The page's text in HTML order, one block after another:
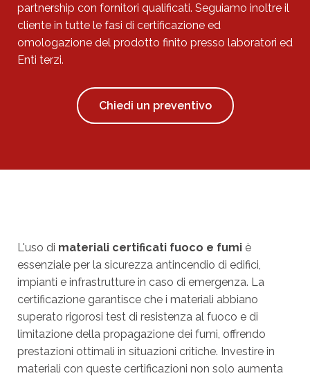
partnership con fornitori qualificati. Seguiamo inoltre il
cliente in tutte le fasi di certificazione ed
omologazione del prodotto finito presso laboratori ed
Enti terzi.
Chiedi un preventivo
L'uso di materiali certificati fuoco e fumi è
essenziale per la sicurezza antincendio di edifici,
impianti e infrastrutture in caso di emergenza. La
certificazione garantisce che i materiali abbiano
superato rigorosi test di resistenza al fuoco e di
limitazione della propagazione dei fumi, offrendo
prestazioni ottimali in situazioni critiche. Investire in
materiali con queste certificazioni non solo aumenta